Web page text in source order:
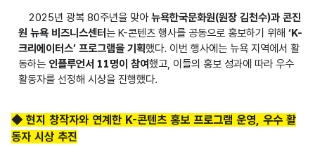
2025년 광복 80주년을 맞아뉴욕한국문화원(원장 김천수)과 콘진
원 뉴욕 비즈니스센터는 K-콘텐츠 행사를 공동으로 홍보하기 위해 ‘K-
크리에이터스’ 프로그램을 기획했다. 이번 행사에는 뉴욕 지역에서 활
동하는 인플루언서 11명이 참여했고, 이들의 홍보 성과에 따라 우수
활동자를 선정해 시상을 진행했다.
◆ 현지 창작자와 연계한 K-콘텐츠 홍보 프로그램 운영, 우수 활
동자 시상 추진